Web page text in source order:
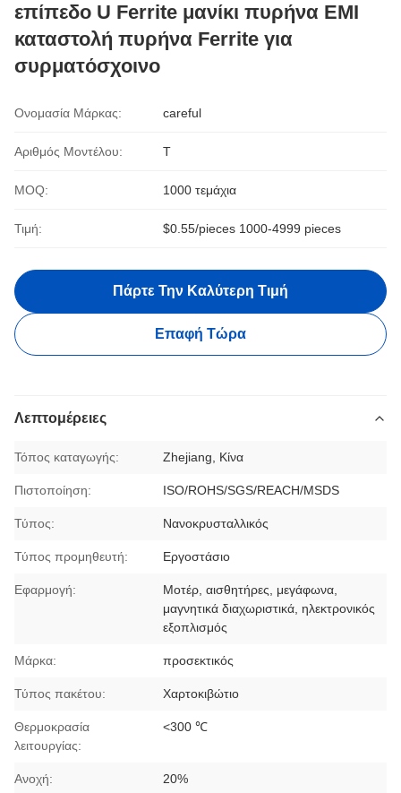
επίπεδο U Ferrite μανίκι πυρήνα EMI
καταστολή πυρήνα Ferrite για
συρματόσχοινο
Ονομασία Μάρκας: careful
Αριθμός Μοντέλου: Τ
MOQ: 1000 τεμάχια
Τιμή: $0.55/pieces 1000-4999 pieces
Πάρτε Την Καλύτερη Τιμή
Επαφή Τώρα
Λεπτομέρειες
Τόπος καταγωγής: Zhejiang, Κίνα
Πιστοποίηση: ISO/ROHS/SGS/REACH/MSDS
Τύπος: Νανοκρυσταλλικός
Τύπος προμηθευτή: Εργοστάσιο
Εφαρμογή:
Μοτέρ, αισθητήρες, μεγάφωνα,
μαγνητικά διαχωριστικά, ηλεκτρονικός
εξοπλισμός
Μάρκα: προσεκτικός
Τύπος πακέτου: Χαρτοκιβώτιο
Θερμοκρασία
λειτουργίας:
<300 ℃
Ανοχή: 20%